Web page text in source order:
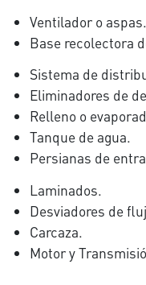
Ventilador o aspas.
Base recolectora
Sistema de
Eliminadores de
Relleno o
Tanque de agua.
Persianas de
Laminados.
Desviadores de
Carcaza.
Motor y